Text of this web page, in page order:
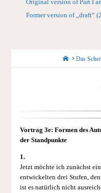
Original version of Part I
Former version of „draft“
Startseite
Das
Vortrag 3e: Formen des
der Standpunkte
1.
Jetzt möchte ich zunächst
entwickelten drei Stufen,
ist es natürlich nicht